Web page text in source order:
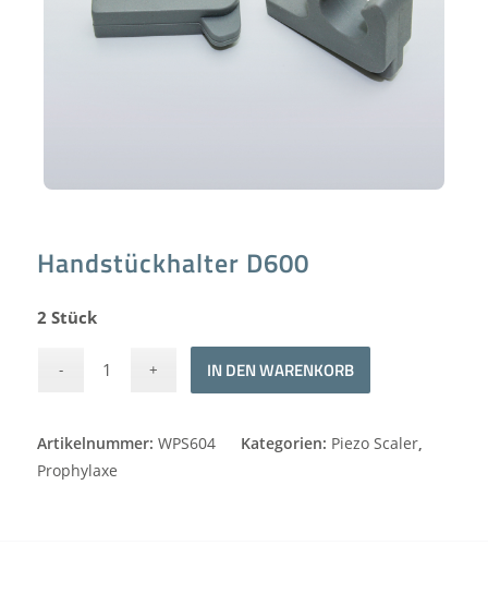
Handstückhalter D600
2 Stück
IN DEN WARENKORB
Artikelnummer: WPS604 Kategorien: Piezo Scaler,
Prophylaxe